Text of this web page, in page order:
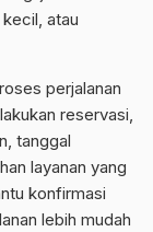
atau
perjalanan
reservasi,
tanggal
layanan yang
konfirmasi
lebih mudah